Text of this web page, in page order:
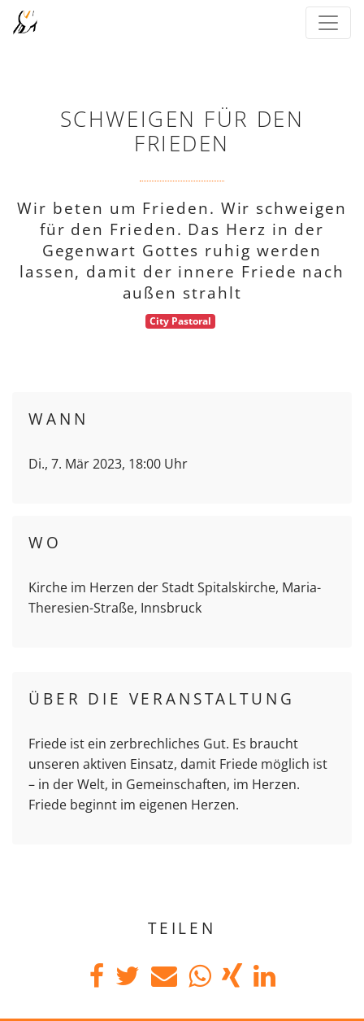
SCHWEIGEN FÜR DEN
FRIEDEN
Wir beten um Frieden. Wir schweigen
für den Frieden. Das Herz in der
Gegenwart Gottes ruhig werden
lassen, damit der innere Friede nach
außen strahlt
City Pastoral
WANN
Di., 7. Mär 2023, 18:00 Uhr
WO
Kirche im Herzen der Stadt Spitalskirche, Maria-
Theresien-Straße, Innsbruck
ÜBER DIE VERANSTALTUNG
Friede ist ein zerbrechliches Gut. Es braucht
unseren aktiven Einsatz, damit Friede möglich ist
– in der Welt, in Gemeinschaften, im Herzen.
Friede beginnt im eigenen Herzen.
TEILEN